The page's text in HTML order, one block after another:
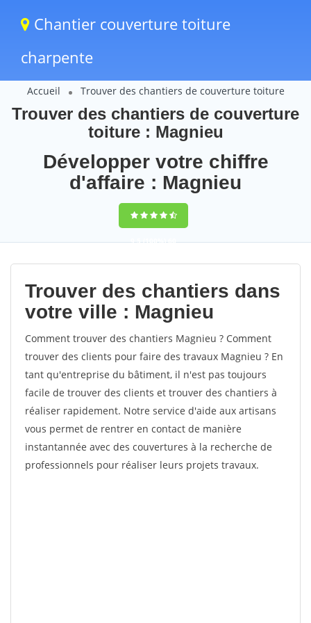
Chantier couverture toiture
charpente
Accueil Trouver des chantiers de couverture toiture
Trouver des chantiers de couverture
toiture : Magnieu
Développer votre chiffre
d'affaire : Magnieu
9,5(100%)60
votes
Trouver des chantiers dans
votre ville : Magnieu
Comment trouver des chantiers Magnieu ? Comment
trouver des clients pour faire des travaux Magnieu ? En
tant qu'entreprise du bâtiment, il n'est pas toujours
facile de trouver des clients et trouver des chantiers à
réaliser rapidement. Notre service d'aide aux artisans
vous permet de rentrer en contact de manière
instantannée avec des couvertures à la recherche de
professionnels pour réaliser leurs projets travaux.